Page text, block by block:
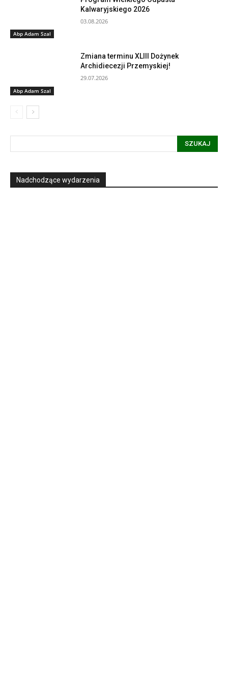
Abp Adam Szal
Kalwaryjskiego 2026
03.08.2026
Abp Adam Szal
Zmiana terminu XLIII Dożynek
Archidiecezji Przemyskiej!
29.07.2026
SZUKAJ
Nadchodzące wydarzenia